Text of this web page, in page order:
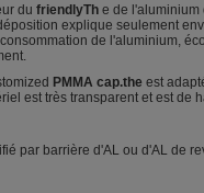
du friendlyTh e de l'aluminium
explique seulement
de l'aluminium,
PMMA cap.the est
est très transparent et est de
par barrière d'AL ou d'AL de